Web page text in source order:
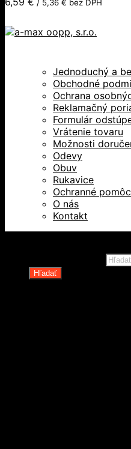
/ 5,36 € bez DPH
Jednoduchý a
Obchodné
Ochrana
Reklamačný
Formulár
Vrátenie tovaru
Možnosti
Odevy
Obuv
Rukavice
Ochranné
O nás
Kontakt
Hľadať